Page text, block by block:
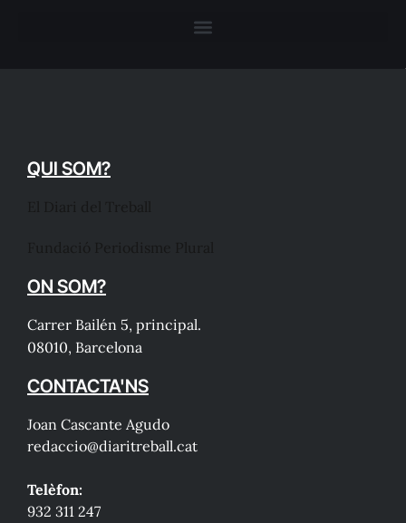
QUI SOM?
ON SOM?
Carrer Bailén 5, principal.
08010, Barcelona
CONTACTA'NS
Joan Cascante Agudo
redaccio@diaritreball.cat
Telèfon:
932 311 247